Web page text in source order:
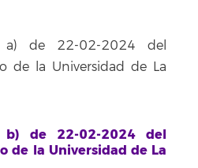
de 22-02-2024 del
de la Universidad de La
de 22-02-2024 del
de la Universidad de La